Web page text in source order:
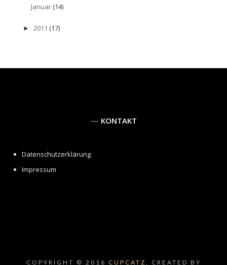
Januar(14)
► 2011 (17)
KONTAKT
Datenschutzerklärung
Impressum
COPYRIGHT © 2016 CUPCATZ. CREATED BY